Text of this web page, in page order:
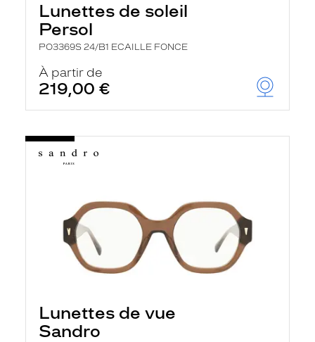
Lunettes de soleil
Persol
PO3369S 24/B1 ECAILLE FONCE
À partir de
219,00 €
Lunettes de vue
Sandro